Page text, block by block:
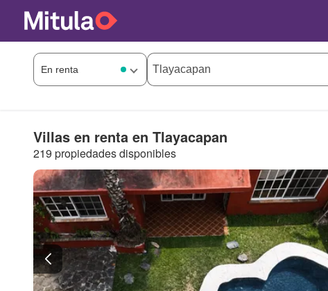
Villas en renta en Tlayacapan
219 propiedades disponibles